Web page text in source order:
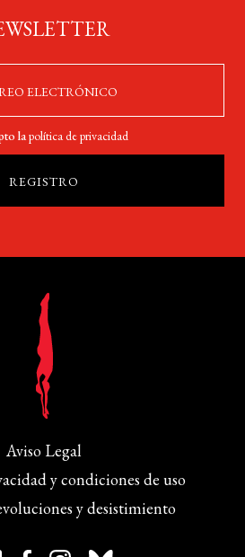
lapolítica de privacidad
Aviso Legal
y condiciones de uso
y desistimiento